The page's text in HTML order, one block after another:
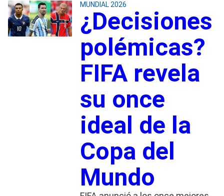
MUNDIAL 2026
¿Decisiones
polémicas?
FIFA revela
su once
ideal de la
Copa del
Mundo